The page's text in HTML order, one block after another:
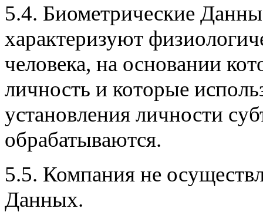
5.4. Биометрические
характеризуют
человека, на основании
личность и которые
установления личности
обрабатываются.
5.5. Компания не
Данных.